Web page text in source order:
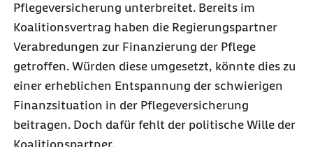
Pflegeversicherung unterbreitet. Bereits im
Koalitionsvertrag haben die Regierungspartner
Verabredungen zur Finanzierung der Pflege
getroffen. Würden diese umgesetzt, könnte dies zu
einer erheblichen Entspannung der schwierigen
Finanzsituation in der Pflegeversicherung
beitragen. Doch dafür fehlt der politische Wille der